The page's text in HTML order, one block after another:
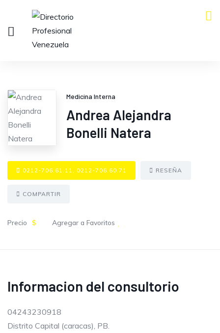
Medicina Interna
Andrea Alejandra
Bonelli Natera
0212-706.61.11, 0212-706.60.71 RESEÑA
COMPARTIR
Precio $ Agregar a Favoritos
Informacion del consultorio
04243230918
Distrito Capital (caracas), PB.